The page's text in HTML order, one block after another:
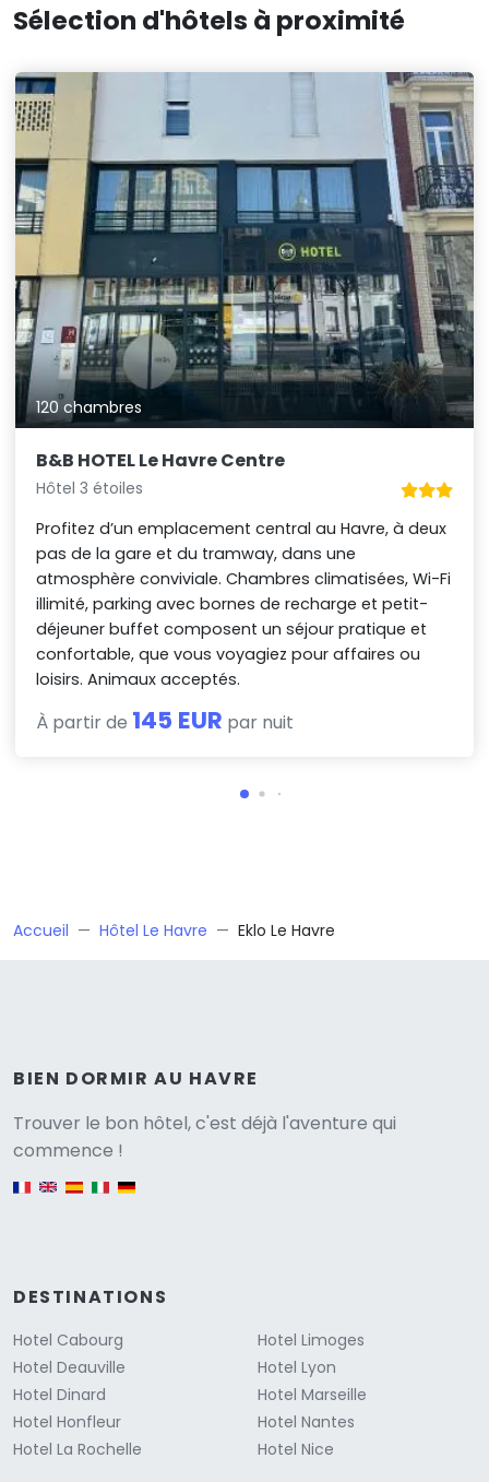
Sélection d'hôtels à proximité
120 chambres
B&B HOTEL Le Havre Centre
Hôtel 3 étoiles
Profitez d’un emplacement central au Havre, à deux
pas de la gare et du tramway, dans une
atmosphère conviviale. Chambres climatisées, Wi-Fi
illimité, parking avec bornes de recharge et petit-
déjeuner buffet composent un séjour pratique et
confortable, que vous voyagiez pour affaires ou
loisirs. Animaux acceptés.
À partir de 145 EUR par nuit
Accueil Hôtel Le Havre Eklo Le Havre
BIEN DORMIR AU HAVRE
Trouver le bon hôtel, c'est déjà l'aventure qui
commence !
DESTINATIONS
Hotel Cabourg
Hotel Deauville
Hotel Dinard
Hotel Honfleur
Hotel La Rochelle
Hotel Limoges
Hotel Lyon
Hotel Marseille
Hotel Nantes
Hotel Nice